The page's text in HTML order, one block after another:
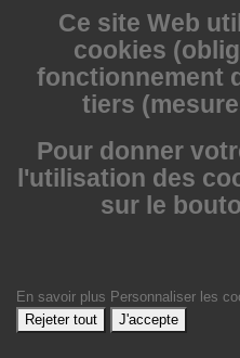
Ce site Web
cookies
fonctionnement
tiers
Pour donner
l'utilisation des
sur le
En savoir plus Personnaliser les
Rejeter tout
J'accepte